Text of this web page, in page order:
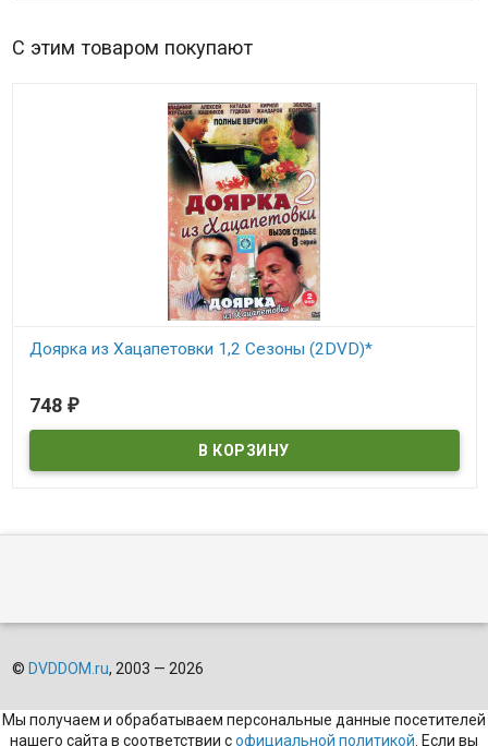
С этим товаром покупают
Доярка из Хацапетовки 1,2 Сезоны (2DVD)*
В наличии
748 ₽
© DVDDOM.ru, 2003 — 2026
Мы получаем и обрабатываем персональные данные посетителей
нашего сайта в соответствии софициальной политикой. Если вы